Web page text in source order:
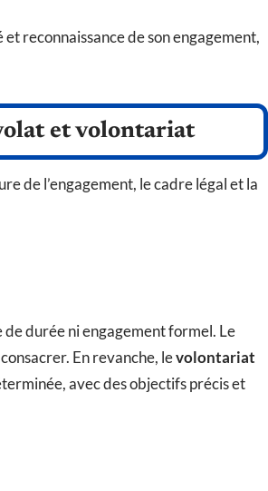
reconnaissance de son engagement,
et volontariat
de l’engagement, le cadre légal et la
durée ni engagement formel. Le
En revanche, levolontariat
avec des objectifs précis et